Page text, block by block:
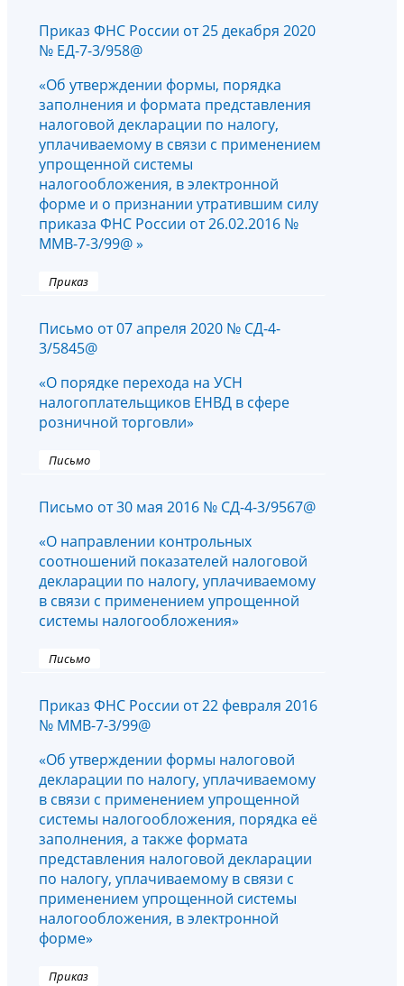
Приказ ФНС России от 25 декабря 2020
№ ЕД-7-3/958@
«Об утверждении формы, порядка
заполнения и формата представления
налоговой декларации по налогу,
уплачиваемому в связи с применением
упрощенной системы
налогообложения, в электронной
форме и о признании утратившим силу
приказа ФНС России от 26.02.2016 №
ММВ-7-3/99@ »
Приказ
Письмо от 07 апреля 2020 № СД-4-
3/5845@
«О порядке перехода на УСН
налогоплательщиков ЕНВД в сфере
розничной торговли»
Письмо
Письмо от 30 мая 2016 № СД-4-3/9567@
«О направлении контрольных
соотношений показателей налоговой
декларации по налогу, уплачиваемому
в связи с применением упрощенной
системы налогообложения»
Письмо
Приказ ФНС России от 22 февраля 2016
№ ММВ-7-3/99@
«Об утверждении формы налоговой
декларации по налогу, уплачиваемому
в связи с применением упрощенной
системы налогообложения, порядка её
заполнения, а также формата
представления налоговой декларации
по налогу, уплачиваемому в связи с
применением упрощенной системы
налогообложения, в электронной
форме»
Приказ